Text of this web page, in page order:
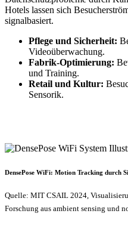
Hotels lassen sich
signalbasiert.
Pflege und Sicherheit:
Videoüberwachung.
Fabrik-Optimierung:
und Training.
Retail und Kultur:
Sensorik.
DensePose WiFi: Motion Tracking durch
Quelle: MIT CSAIL 2024,
Forschung aus ambient sensing und